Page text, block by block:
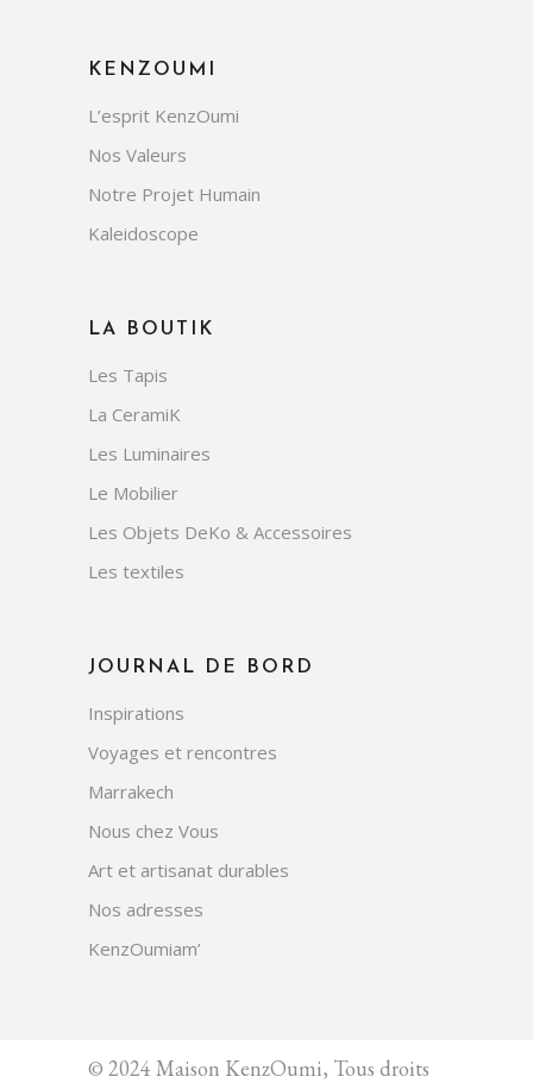
KENZOUMI
L’esprit KenzOumi
Nos Valeurs
Notre Projet Humain
Kaleidoscope
LA BOUTIK
Les Tapis
La CeramiK
Les Luminaires
Le Mobilier
Les Objets DeKo & Accessoires
Les textiles
JOURNAL DE BORD
Inspirations
Voyages et rencontres
Marrakech
Nous chez Vous
Art et artisanat durables
Nos adresses
KenzOumiam’
© 2024 Maison KenzOumi, Tous droits